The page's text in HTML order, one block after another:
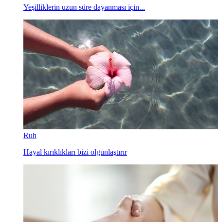
Yeşilliklerin uzun süre dayanması için...
Ruh
Hayal kırıklıkları bizi olgunlaştırır